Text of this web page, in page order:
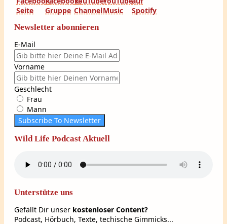
Newsletter abonnieren
E-Mail
Vorname
Geschlecht
Frau
Mann
Subscribe To Newsletter
Wild Life Podcast Aktuell
Unterstütze uns
Gefällt Dir unser kostenloser Content?
Podcast, Hörbuch, Texte, techische Gimmicks...